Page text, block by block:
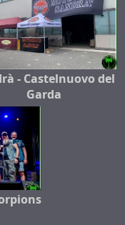
- Castelnuovo del
Garda